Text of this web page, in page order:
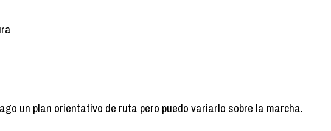
un plan orientativo de ruta pero puedo variarlo sobre la marcha.